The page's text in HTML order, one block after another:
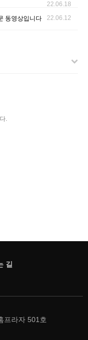
22.06.18
동영상입니다 22.06.12
.
길
프라자 501호